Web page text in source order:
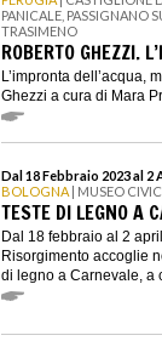
PANICALE, PASSIGNANO
TRASIMENO
ROBERTO GHEZZI.
L’impronta dell’acqua,
Ghezzi a cura di Mara
Dal 18 Febbraio 2023 al 2
BOLOGNA | MUSEO
TESTE DI LEGNO A
Dal 18 febbraio al 2
Risorgimento accoglie
di legno a Carnevale, a